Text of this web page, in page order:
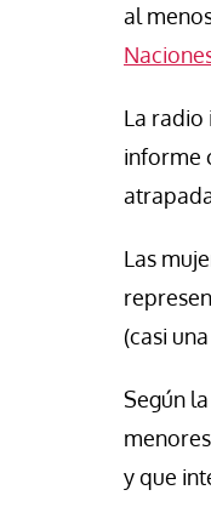
al
La
informe
Las
(casi
Según la
y que